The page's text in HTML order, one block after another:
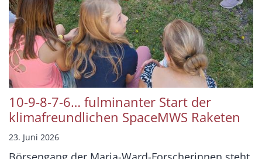
10-9-8-7-6… fulminanter Start der
klimafreundlichen SpaceMWS Raketen
23. Juni 2026